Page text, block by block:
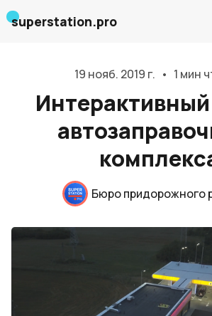
Консалтинг и
Блог
superstation.pro
19 нояб. 2019 г. • 1 мин
Бюро придорожного